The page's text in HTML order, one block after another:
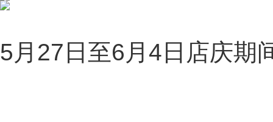
5月27日至6月4日店庆期